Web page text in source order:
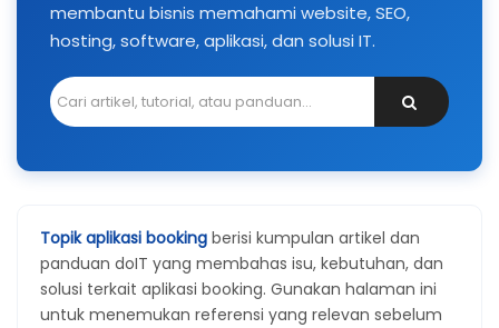
membantu bisnis memahami website, SEO,
hosting, software, aplikasi, dan solusi IT.
Topik aplikasi booking berisi kumpulan artikel dan
panduan doIT yang membahas isu, kebutuhan, dan
solusi terkait aplikasi booking. Gunakan halaman ini
untuk menemukan referensi yang relevan sebelum